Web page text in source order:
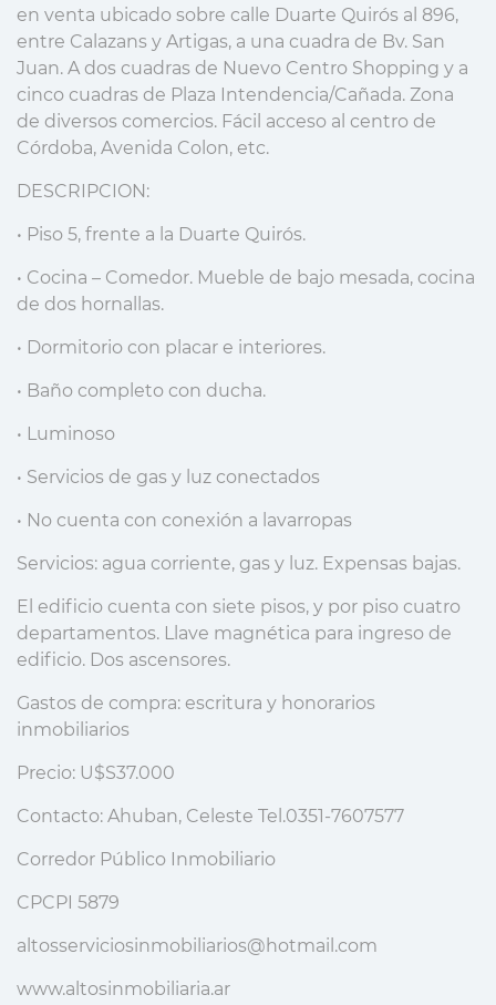
en venta ubicado sobre calle Duarte Quirós al 896,
entre Calazans y Artigas, a una cuadra de Bv. San
Juan. A dos cuadras de Nuevo Centro Shopping y a
cinco cuadras de Plaza Intendencia/Cañada. Zona
de diversos comercios. Fácil acceso al centro de
Córdoba, Avenida Colon, etc.
DESCRIPCION:
• Piso 5, frente a la Duarte Quirós.
• Cocina – Comedor. Mueble de bajo mesada, cocina
de dos hornallas.
• Dormitorio con placar e interiores.
• Baño completo con ducha.
• Luminoso
• Servicios de gas y luz conectados
• No cuenta con conexión a lavarropas
Servicios: agua corriente, gas y luz. Expensas bajas.
El edificio cuenta con siete pisos, y por piso cuatro
departamentos. Llave magnética para ingreso de
edificio. Dos ascensores.
Gastos de compra: escritura y honorarios
inmobiliarios
Precio: U$S37.000
Contacto: Ahuban, Celeste Tel.0351-7607577
Corredor Público Inmobiliario
CPCPI 5879
altosserviciosinmobiliarios@hotmail.com
www.altosinmobiliaria.ar